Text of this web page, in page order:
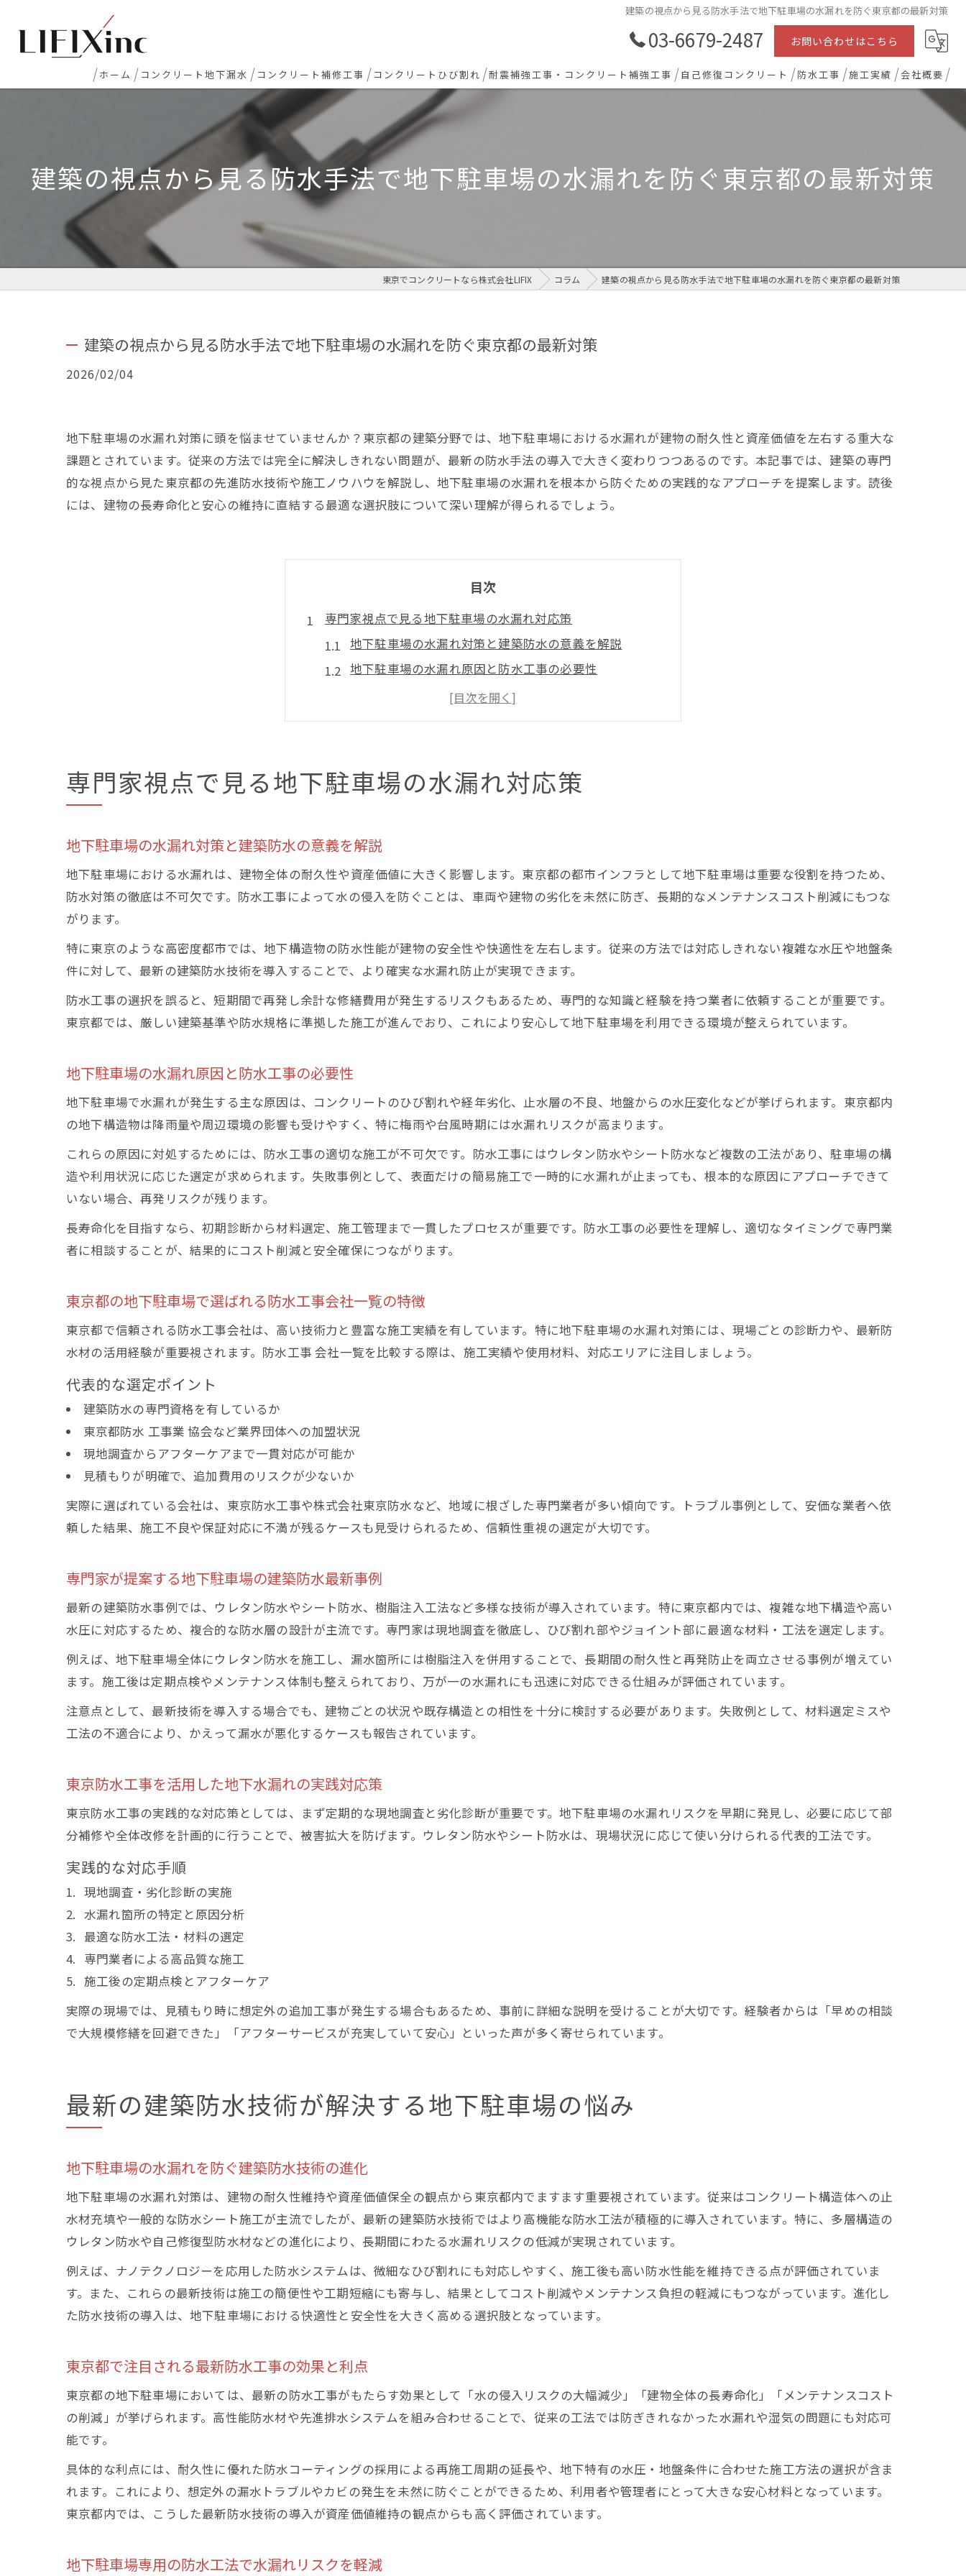
建築の視点から見る防水手法で地下駐車場の水漏れを防ぐ東京都の最新対策
03-6679-2487 お問い合わせはこちら
ホーム コンクリート地下漏水
地下・半地下駐車場 漏水
エレベーターピット漏水・止水工事
打継ぎ部・コールドジョイント漏水
配管貫通部・スリーブ周り漏水
コンクリート補修工事
新築マンション下地補修
コンクリート欠損 色合わせ補修
床レベラー工事(セルフレベリング)
コンクリートひび割れ 耐震補強工事・コンクリート補強工事 自己修復コンクリート 防水工事 施工実績 会社概要
建築の視点から見る防水手法で地下駐車場の水漏れを防ぐ東京都の最新対策
東京でコンクリートなら株式会社LIFIX コラム 建築の視点から見る防水手法で地下駐車場の水漏れを防ぐ東京都の最新対策
建築の視点から見る防水手法で地下駐車場の水漏れを防ぐ東京都の最新対策
2026/02/04
地下駐車場の水漏れ対策に頭を悩ませていませんか？東京都の建築分野では、地下駐車場における水漏れが建物の耐久性と資産価値を左右する重大な
課題とされています。従来の方法では完全に解決しきれない問題が、最新の防水手法の導入で大きく変わりつつあるのです。本記事では、建築の専門
的な視点から見た東京都の先進防水技術や施工ノウハウを解説し、地下駐車場の水漏れを根本から防ぐための実践的なアプローチを提案します。読後
には、建物の長寿命化と安心の維持に直結する最適な選択肢について深い理解が得られるでしょう。
目次
専門家視点で見る地下駐車場の水漏れ対応策
地下駐車場の水漏れ対策と建築防水の意義を解説
地下駐車場の水漏れ原因と防水工事の必要性
東京都の地下駐車場で選ばれる防水工事会社一覧の特徴
専門家が提案する地下駐車場の建築防水最新事例
最新の建築防水技術が解決する地下駐車場の悩み
地下駐車場の水漏れを防ぐ建築防水技術の進化
地下駐車場専用の防水工法で水漏れリスクを軽減
防水屋儲かる？最新技術がもたらす地下駐車場の安心
建築防水東京都における地下駐車場の施工事例解説
地下駐車場の水漏れ原因を建築視点で徹底分析
東京都の防水工事業協会が推奨する水漏れ対策
地下駐車場の水漏れ防止に有効な建築防水工法
防水工事とは？東京都で選ばれる対策の基礎知識
地下駐車場の耐久性を高める防水工法とは
地下駐車場の寿命を左右する建築防水工法の選び方
東京都で主流の地下駐車場防水工事と施工の流れ
地下駐車場で採用される代表的な建築防水技術
水漏れ防止に効果的な防水工法の特徴と比較
水漏れを減らすための具体的なメンテナンス法
地下駐車場の水漏れ予防に適した建築防水メンテナンス
東京都の建築防水会社に頼るメンテナンスの重要性
地下駐車場の水漏れ再発を防ぐための実践方法
防水工事会社一覧から信頼できる業者を選ぶコツ
東京都で評価される地下駐車場防水知識のポイント
水漏れリスクを抑える防水工事の選び方と注意点
建築防水東京都の専門家が教える失敗しない知識
地下駐車場の建築防水で得られる安心と長寿命化
専門家視点で見る地下駐車場の水漏れ対応策
地下駐車場の水漏れ対策と建築防水の意義を解説
地下駐車場における水漏れは、建物全体の耐久性や資産価値に大きく影響します。東京都の都市インフラとして地下駐車場は重要な役割を持つため、
防水対策の徹底は不可欠です。防水工事によって水の侵入を防ぐことは、車両や建物の劣化を未然に防ぎ、長期的なメンテナンスコスト削減にもつな
がります。
特に東京のような高密度都市では、地下構造物の防水性能が建物の安全性や快適性を左右します。従来の方法では対応しきれない複雑な水圧や地盤条
件に対して、最新の建築防水技術を導入することで、より確実な水漏れ防止が実現できます。
防水工事の選択を誤ると、短期間で再発し余計な修繕費用が発生するリスクもあるため、専門的な知識と経験を持つ業者に依頼することが重要です。
東京都では、厳しい建築基準や防水規格に準拠した施工が進んでおり、これにより安心して地下駐車場を利用できる環境が整えられています。
地下駐車場の水漏れ原因と防水工事の必要性
地下駐車場で水漏れが発生する主な原因は、コンクリートのひび割れや経年劣化、止水層の不良、地盤からの水圧変化などが挙げられます。東京都内
の地下構造物は降雨量や周辺環境の影響も受けやすく、特に梅雨や台風時期には水漏れリスクが高まります。
これらの原因に対処するためには、防水工事の適切な施工が不可欠です。防水工事にはウレタン防水やシート防水など複数の工法があり、駐車場の構
造や利用状況に応じた選定が求められます。失敗事例として、表面だけの簡易施工で一時的に水漏れが止まっても、根本的な原因にアプローチできて
いない場合、再発リスクが残ります。
長寿命化を目指すなら、初期診断から材料選定、施工管理まで一貫したプロセスが重要です。防水工事の必要性を理解し、適切なタイミングで専門業
者に相談することが、結果的にコスト削減と安全確保につながります。
東京都の地下駐車場で選ばれる防水工事会社一覧の特徴
東京都で信頼される防水工事会社は、高い技術力と豊富な施工実績を有しています。特に地下駐車場の水漏れ対策には、現場ごとの診断力や、最新防
水材の活用経験が重要視されます。防水工事 会社一覧を比較する際は、施工実績や使用材料、対応エリアに注目しましょう。
代表的な選定ポイント
建築防水の専門資格を有しているか
東京都防水 工事業 協会など業界団体への加盟状況
現地調査からアフターケアまで一貫対応が可能か
見積もりが明確で、追加費用のリスクが少ないか
実際に選ばれている会社は、東京防水工事や株式会社東京防水など、地域に根ざした専門業者が多い傾向です。トラブル事例として、安価な業者へ依
頼した結果、施工不良や保証対応に不満が残るケースも見受けられるため、信頼性重視の選定が大切です。
専門家が提案する地下駐車場の建築防水最新事例
最新の建築防水事例では、ウレタン防水やシート防水、樹脂注入工法など多様な技術が導入されています。特に東京都内では、複雑な地下構造や高い
水圧に対応するため、複合的な防水層の設計が主流です。専門家は現地調査を徹底し、ひび割れ部やジョイント部に最適な材料・工法を選定します。
例えば、地下駐車場全体にウレタン防水を施工し、漏水箇所には樹脂注入を併用することで、長期間の耐久性と再発防止を両立させる事例が増えてい
ます。施工後は定期点検やメンテナンス体制も整えられており、万が一の水漏れにも迅速に対応できる仕組みが評価されています。
注意点として、最新技術を導入する場合でも、建物ごとの状況や既存構造との相性を十分に検討する必要があります。失敗例として、材料選定ミスや
工法の不適合により、かえって漏水が悪化するケースも報告されています。
東京防水工事を活用した地下水漏れの実践対応策
東京防水工事の実践的な対応策としては、まず定期的な現地調査と劣化診断が重要です。地下駐車場の水漏れリスクを早期に発見し、必要に応じて部
分補修や全体改修を計画的に行うことで、被害拡大を防げます。ウレタン防水やシート防水は、現場状況に応じて使い分けられる代表的工法です。
実践的な対応手順
現地調査・劣化診断の実施
水漏れ箇所の特定と原因分析
最適な防水工法・材料の選定
専門業者による高品質な施工
施工後の定期点検とアフターケア
実際の現場では、見積もり時に想定外の追加工事が発生する場合もあるため、事前に詳細な説明を受けることが大切です。経験者からは「早めの相談
で大規模修繕を回避できた」「アフターサービスが充実していて安心」といった声が多く寄せられています。
最新の建築防水技術が解決する地下駐車場の悩み
地下駐車場の水漏れを防ぐ建築防水技術の進化
地下駐車場の水漏れ対策は、建物の耐久性維持や資産価値保全の観点から東京都内でますます重要視されています。従来はコンクリート構造体への止
水材充填や一般的な防水シート施工が主流でしたが、最新の建築防水技術ではより高機能な防水工法が積極的に導入されています。特に、多層構造の
ウレタン防水や自己修復型防水材などの進化により、長期間にわたる水漏れリスクの低減が実現されています。
例えば、ナノテクノロジーを応用した防水システムは、微細なひび割れにも対応しやすく、施工後も高い防水性能を維持できる点が評価されていま
す。また、これらの最新技術は施工の簡便性や工期短縮にも寄与し、結果としてコスト削減やメンテナンス負担の軽減にもつながっています。進化し
た防水技術の導入は、地下駐車場における快適性と安全性を大きく高める選択肢となっています。
東京都で注目される最新防水工事の効果と利点
東京都の地下駐車場においては、最新の防水工事がもたらす効果として「水の侵入リスクの大幅減少」「建物全体の長寿命化」「メンテナンスコスト
の削減」が挙げられます。高性能防水材や先進排水システムを組み合わせることで、従来の工法では防ぎきれなかった水漏れや湿気の問題にも対応可
能です。
具体的な利点には、耐久性に優れた防水コーティングの採用による再施工周期の延長や、地下特有の水圧・地盤条件に合わせた施工方法の選択が含ま
れます。これにより、想定外の漏水トラブルやカビの発生を未然に防ぐことができるため、利用者や管理者にとって大きな安心材料となっています。
東京都内では、こうした最新防水技術の導入が資産価値維持の観点からも高く評価されています。
地下駐車場専用の防水工法で水漏れリスクを軽減